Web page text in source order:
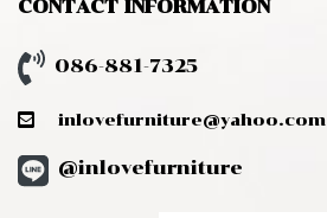
CONTACT INFORMATION
086-881-7325
inlovefurniture@yahoo.com
@inlovefurniture